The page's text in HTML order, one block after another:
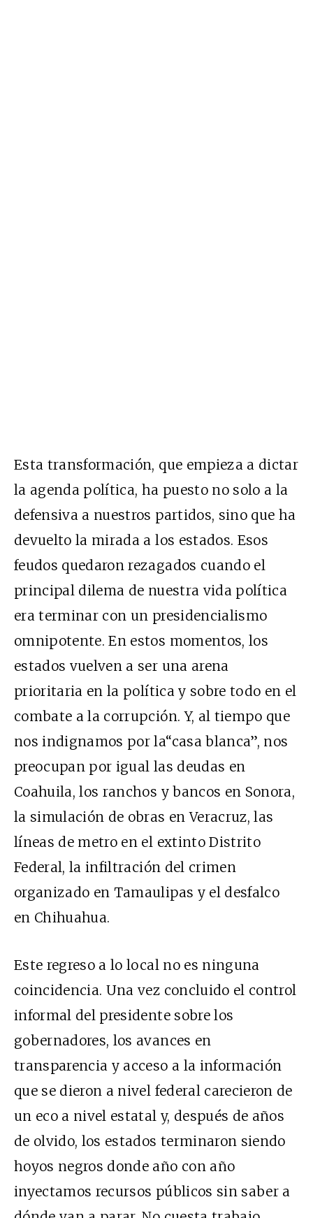
Esta transformación, que empieza a dictar
la agenda política, ha puesto no solo a la
defensiva a nuestros partidos, sino que ha
devuelto la mirada a los estados. Esos
feudos quedaron rezagados cuando el
principal dilema de nuestra vida política
era terminar con un presidencialismo
omnipotente. En estos momentos, los
estados vuelven a ser una arena
prioritaria en la política y sobre todo en el
combate a la corrupción. Y, al tiempo que
nos indignamos por la“casa blanca”, nos
preocupan por igual las deudas en
Coahuila, los ranchos y bancos en Sonora,
la simulación de obras en Veracruz, las
líneas de metro en el extinto Distrito
Federal, la infiltración del crimen
organizado en Tamaulipas y el desfalco
en Chihuahua.
Este regreso a lo local no es ninguna
coincidencia. Una vez concluido el control
informal del presidente sobre los
gobernadores, los avances en
transparencia y acceso a la información
que se dieron a nivel federal carecieron de
un eco a nivel estatal y, después de años
de olvido, los estados terminaron siendo
hoyos negros donde año con año
inyectamos recursos públicos sin saber a